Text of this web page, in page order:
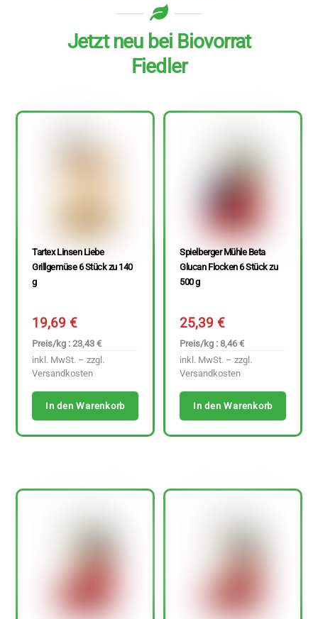
Jetzt neu bei Biovorrat
Fiedler
Tartex Linsen Liebe
Grillgemüse 6 Stück zu 140
g
19,69€
Preis/kg : 23,43 €
inkl. MwSt. – zzgl.
Versandkosten
In den Warenkorb
Spielberger Mühle Beta
Glucan Flocken 6 Stück zu
500 g
25,39€
Preis/kg : 8,46 €
inkl. MwSt. – zzgl.
Versandkosten
In den Warenkorb